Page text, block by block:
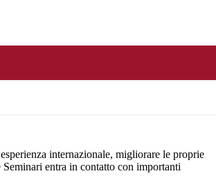
internazionale, migliorare le proprie
entra in contatto con importanti